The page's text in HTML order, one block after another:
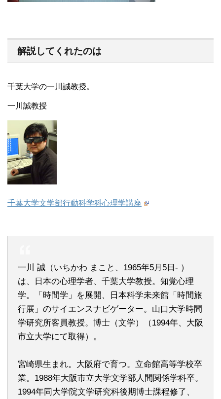
解説してくれたのは
千葉大学の一川誠教授。
一川誠教授
千葉大学文学部行動科学科心理学講座
一川 誠（いちかわ まこと、1965年5月5日- ）
は、日本の心理学者、千葉大学教授。知覚心理
学。「時間学」を展開、日本科学未来館「時間旅
行展」のサイエンスナビゲーター。山口大学時間
学研究所客員教授。博士（文学）（1994年、大阪
市立大学にて取得）。
宮崎県生まれ。大阪府で育つ。立命館高等学校卒
業。1988年大阪市立大学文学部人間関係学科卒。
1994年同大学院文学研究科後期博士課程修了、